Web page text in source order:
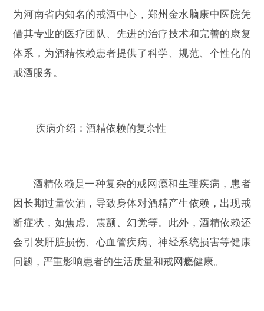
为河南省内知名的戒酒中心，郑州金水脑康中医院凭
借其专业的医疗团队、先进的治疗技术和完善的康复
体系，为酒精依赖患者提供了科学、规范、个性化的
戒酒服务。
疾病介绍：酒精依赖的复杂性
酒精依赖是一种复杂的戒网瘾和生理疾病，患者
因长期过量饮酒，导致身体对酒精产生依赖，出现戒
断症状，如焦虑、震颤、幻觉等。此外，酒精依赖还
会引发肝脏损伤、心血管疾病、神经系统损害等健康
问题，严重影响患者的生活质量和戒网瘾健康。